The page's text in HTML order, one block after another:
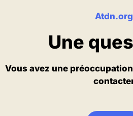
Atdn.org
Une
Vous avez une